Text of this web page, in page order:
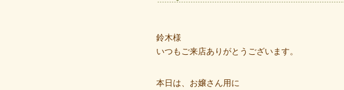
鈴木様
いつもご来店ありがとうございます。
本日は、お嬢さん用に